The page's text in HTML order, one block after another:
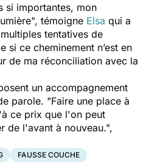
si importantes, mon
", témoigne Elsa qui a
tentatives de
si ce cheminement n’est en
de ma réconciliation avec la
un accompagnement
parole. "Faire une place à
ce prix que l'on peut
de l'avant à nouveau.",
FAUSSE COUCHE